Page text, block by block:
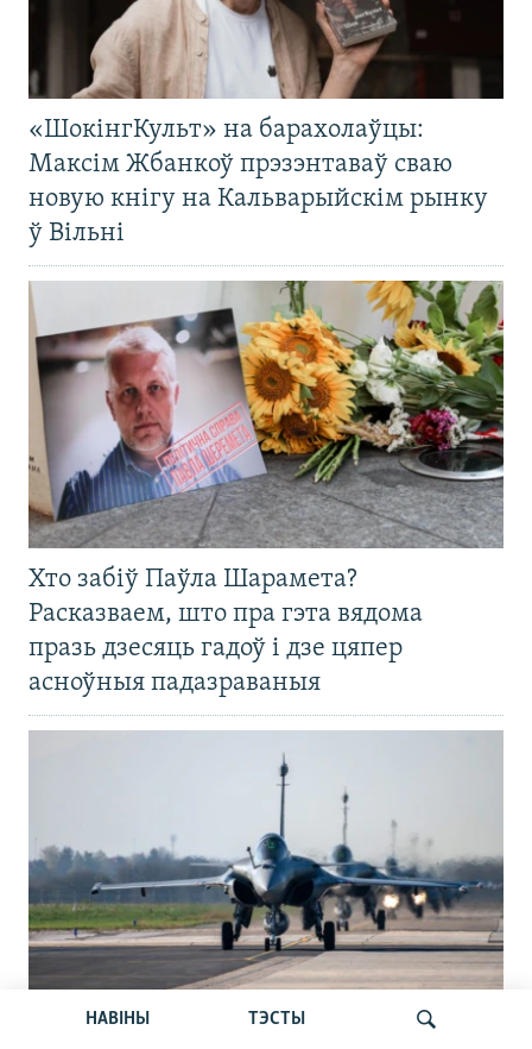
НАВІНЫ ТЭСТЫ
«ШокінгКульт» на барахолаўцы:
Максім Жбанкоў прэзэнтаваў сваю
новую кнігу на Кальварыйскім рынку
ў Вільні
Хто забіў Паўла Шарамета?
Расказваем, што пра гэта вядома
празь дзесяць гадоў і дзе цяпер
асноўныя падазраваныя
Францускія «Рафалі» замест савецкіх